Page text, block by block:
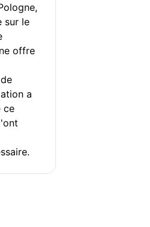
sur le
offre
a
ce